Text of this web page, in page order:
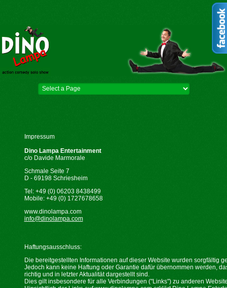
Impressum
Dino Lampa Entertainment
c/o Davide Marmorale
Schmale Seite 7
D - 69198 Schriesheim
Tel: +49 (0) 06203 8438499
Mobile: +49 (0) 1727678658
www.dinolampa.com
info@dinolampa.com
Haftungsausschluss:
Die bereitgestellten Informationen auf dieser Website wurden sorgfältig
Jedoch kann keine Haftung oder Garantie dafür übernommen werden,
richtig und in letzter Aktualität dargestellt sind.
Dies gilt insbesondere für alle Verbindungen ("Links") zu anderen